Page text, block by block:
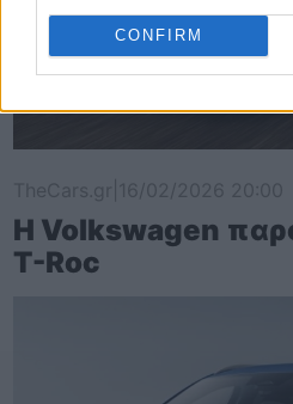
CONFIRM
Η Volkswagen
T-Roc